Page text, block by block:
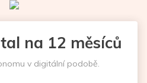
na 12 měsíců
v digitální podobě.